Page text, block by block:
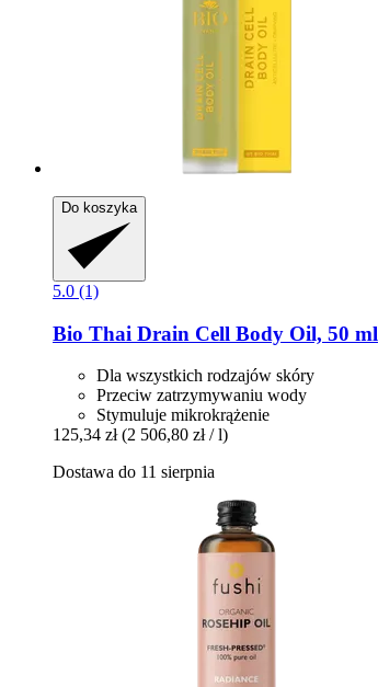
Do koszyka
5.0 (1)
Bio Thai Drain Cell Body Oil, 50 ml
Dla wszystkich rodzajów skóry
Przeciw zatrzymywaniu wody
Stymuluje mikrokrążenie
125,34 zł (2 506,80 zł / l)
Dostawa do 11 sierpnia